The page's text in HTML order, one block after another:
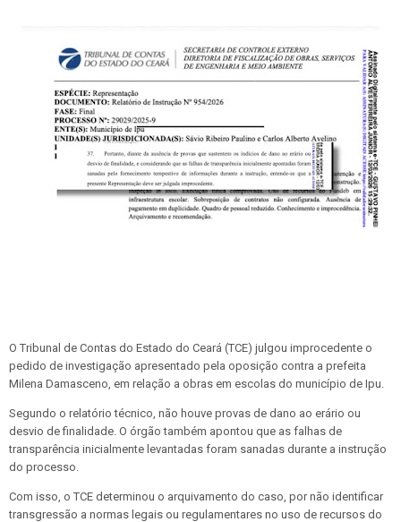
O Tribunal de Contas do Estado do Ceará (TCE) julgou improcedente o
pedido de investigação apresentado pela oposição contra a prefeita
Milena Damasceno, em relação a obras em escolas do município de Ipu.
Segundo o relatório técnico, não houve provas de dano ao erário ou
desvio de finalidade. O órgão também apontou que as falhas de
transparência inicialmente levantadas foram sanadas durante a instrução
do processo.
Com isso, o TCE determinou o arquivamento do caso, por não identificar
transgressão a normas legais ou regulamentares no uso de recursos do